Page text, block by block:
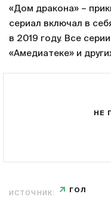
«Дом дракона» –
сериал включал в
в 2019 году. Все
«Амедиатеке» и
НЕ
ИСТОЧНИК: ГОЛ